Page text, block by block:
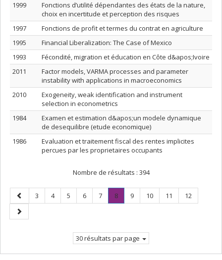
1999
Fonctions d’utilité dépendantes des états de la nature,
choix en incertitude et perception des risques
1997
Fonctions de profit et termes du contrat en agriculture
1995
Financial Liberalization: The Case of Mexico
1993
Fécondité, migration et éducation en Côte d&apos;Ivoire
2011
Factor models, VARMA processes and parameter
instability with applications in macroeconomics
2010
Exogeneity, weak identification and instrument
selection in econometrics
1984
Examen et estimation d&apos;un modele dynamique
de desequilibre (etude economique)
1986
Evaluation et traitement fiscal des rentes implicites
percues par les proprietaires occupants
Nombre de résultats : 394
Page
précédente
Page
3 Page
4 Page
5 Page
6 Page
7 Page
8.
Page
Page
9 Page
10 Page
11 Page
12
Page
suivante
30 résultats par page